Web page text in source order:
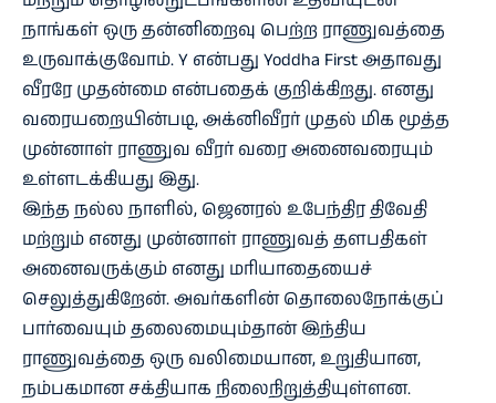
நாங்கள் ஒரு தன்னிறைவு பெற்ற ராணுவத்தை
உருவாக்குவோம். Y என்பது Yoddha First அதாவது
வீரரே முதன்மை என்பதைக் குறிக்கிறது. எனது
வரையறையின்படி, அக்னிவீரர் முதல் மிக மூத்த
முன்னாள் ராணுவ வீரர் வரை அனைவரையும்
உள்ளடக்கியது இது.
இந்த நல்ல நாளில், ஜெனரல் உபேந்திர திவேதி
மற்றும் எனது முன்னாள் ராணுவத் தளபதிகள்
அனைவருக்கும் எனது மரியாதையைச்
செலுத்துகிறேன். அவர்களின் தொலைநோக்குப்
பார்வையும் தலைமையும்தான் இந்திய
ராணுவத்தை ஒரு வலிமையான, உறுதியான,
நம்பகமான சக்தியாக நிலைநிறுத்தியுள்ளன.